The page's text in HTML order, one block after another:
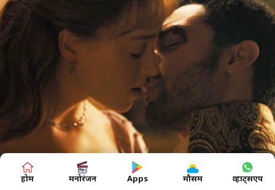
होम मनोरंजन Apps मौसम व्हाट्सएप